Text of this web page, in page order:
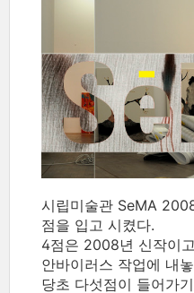
시립미술관 SeMA
점을 입고 시켰다.
4점은 2008년 신작이
안바이러스 작업에 내
당초 다섯점이 들어가